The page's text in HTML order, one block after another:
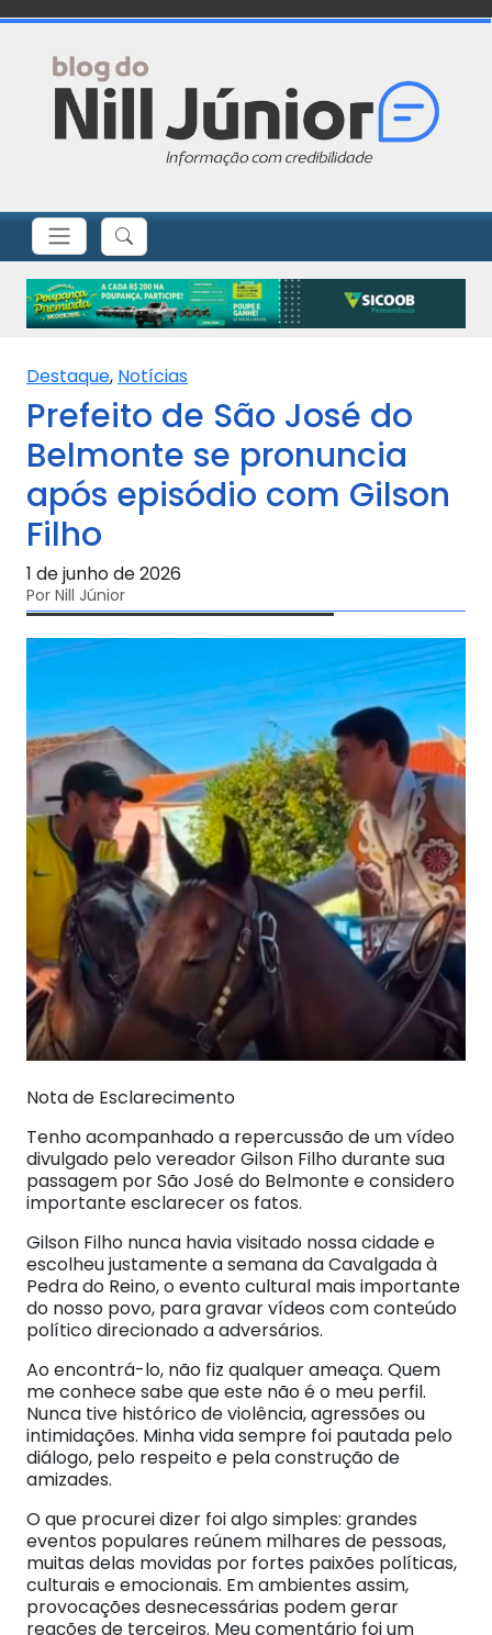
Destaque, Notícias
Prefeito de São José do
Belmonte se pronuncia
após episódio com Gilson
Filho
1 de junho de 2026
Por Nill Júnior
Nota de Esclarecimento
Tenho acompanhado a repercussão de um vídeo
divulgado pelo vereador Gilson Filho durante sua
passagem por São José do Belmonte e considero
importante esclarecer os fatos.
Gilson Filho nunca havia visitado nossa cidade e
escolheu justamente a semana da Cavalgada à
Pedra do Reino, o evento cultural mais importante
do nosso povo, para gravar vídeos com conteúdo
político direcionado a adversários.
Ao encontrá-lo, não fiz qualquer ameaça. Quem
me conhece sabe que este não é o meu perfil.
Nunca tive histórico de violência, agressões ou
intimidações. Minha vida sempre foi pautada pelo
diálogo, pelo respeito e pela construção de
amizades.
O que procurei dizer foi algo simples: grandes
eventos populares reúnem milhares de pessoas,
muitas delas movidas por fortes paixões políticas,
culturais e emocionais. Em ambientes assim,
provocações desnecessárias podem gerar
reações de terceiros. Meu comentário foi um